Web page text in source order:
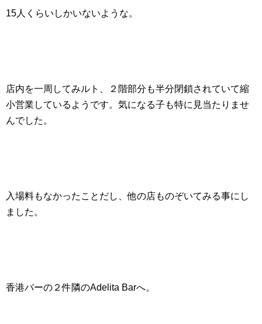
15人くらいしかいないような。
店内を一周してみルト、２階部分も半分閉鎖されていて縮
小営業しているようです。気になる子も特に見当たりませ
んでした。
入場料もなかったことだし、他の店ものぞいてみる事にし
ました。
香港バーの２件隣のAdelita Barへ。